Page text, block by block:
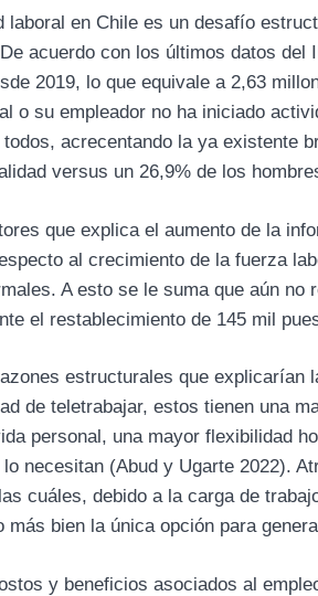
laboral en Chile es un desafío
acuerdo con los últimos datos
2019, lo que equivale a 2,63
o su empleador no ha iniciado
acrecentando la ya existente
versus un 26,9% de los
que explica el aumento de la
al crecimiento de la fuerza
A esto se le suma que aún no
el restablecimiento de 145 mil
estructurales que explicarían
de teletrabajar, estos tienen una
personal, una mayor flexibilidad
necesitan (Abud y Ugarte 2022).
cuáles, debido a la carga de
más bien la única opción para
y beneficios asociados al